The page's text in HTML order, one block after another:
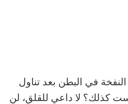
في البطن بعد تناول
كذلك؟ لا داعي للقلق، لن